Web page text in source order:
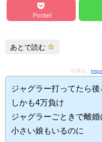
Pocket
あとで読む
引用元：
ジャグラー打ってたら
しかも4万負け
ジャグラーごときで離婚
小さい娘もいるのに